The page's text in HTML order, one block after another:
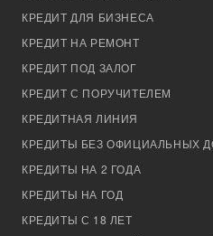
КРЕДИТ ДЛЯ БИЗНЕСА
КРЕДИТ НА РЕМОНТ
КРЕДИТ ПОД ЗАЛОГ
КРЕДИТ С ПОРУЧИТЕЛЕМ
КРЕДИТНАЯ ЛИНИЯ
КРЕДИТЫ БЕЗ ОФИЦИАЛЬНЫХ
КРЕДИТЫ НА 2 ГОДА
КРЕДИТЫ НА ГОД
КРЕДИТЫ С 18 ЛЕТ